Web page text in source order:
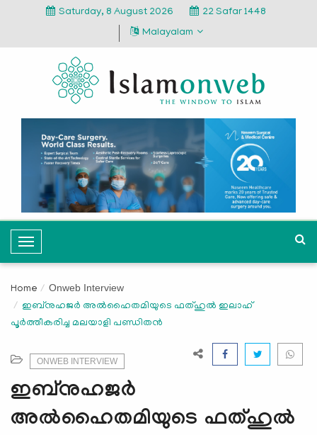
Saturday, 8 August 2026
22 Safar 1448
Malayalam
T
o
g
l
e
v
i
g
Home Onweb Interview
ഇബ്നുഹജര്‍ അല്‍ഹൈതമിയുടെ ഫത്ഹുല്‍ ഇലാഹ്
പൂര്‍ത്തീകരിച്ച മലയാളി പണ്ഡിതന്‍
ONWEB INTERVIEW
ഇബ്നുഹജര്‍
അല്‍ഹൈതമിയുടെ ഫത്ഹുല്‍